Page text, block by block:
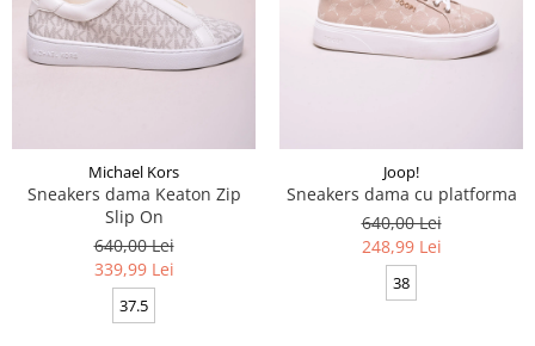
Michael Kors
Sneakers dama Keaton Zip
Slip On
640,00 Lei
339,99 Lei
37.5
Joop!
Sneakers dama cu platforma
640,00 Lei
248,99 Lei
38